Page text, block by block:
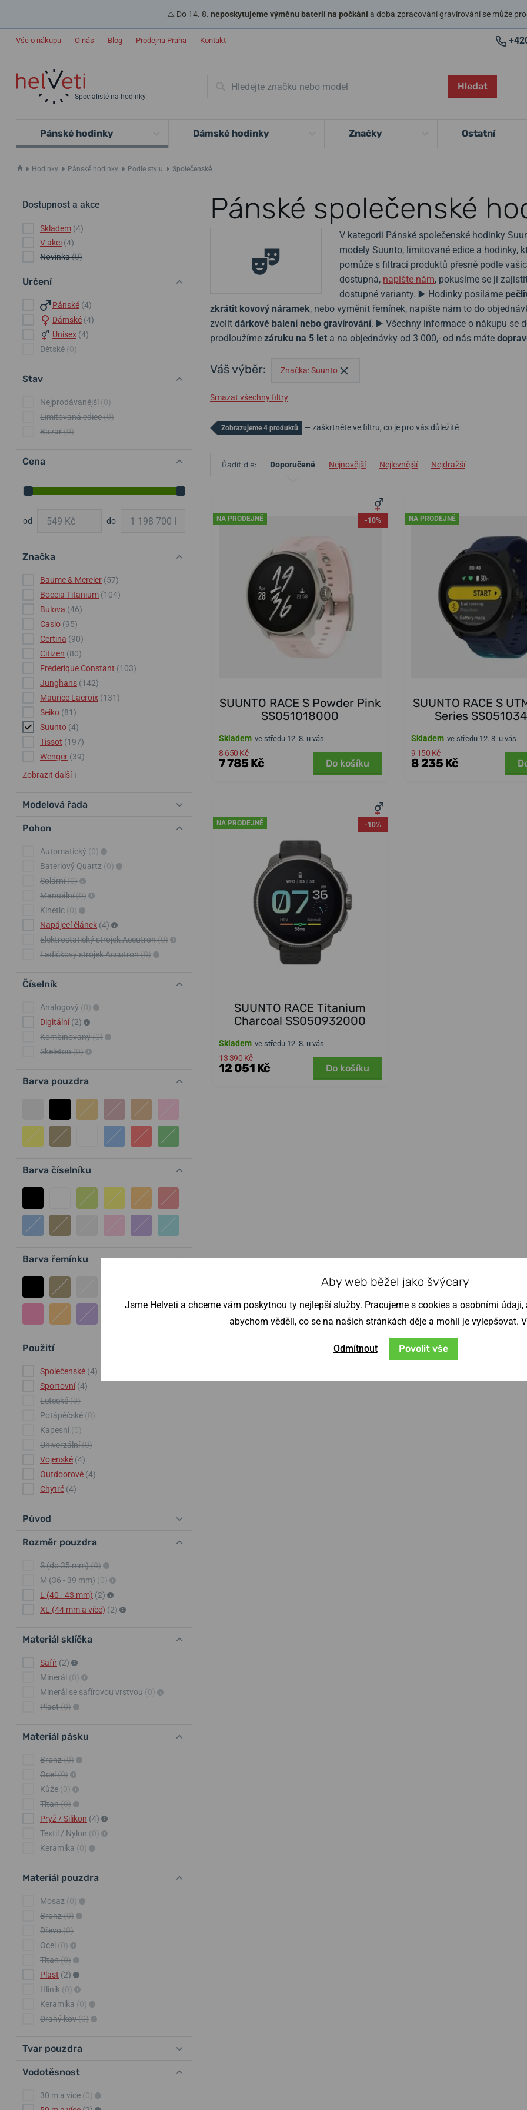
⚠️ Do 14. 8. neposkytujeme výměnu baterií na počkánía doba zpracování gravírování se může
Vše o nákupu O nás Blog Prodejna Praha Kontakt
Specialisté na hodinky
Hledat
Pánské hodinky Dámské hodinky Značky Ostatní
Hodinky Pánské hodinky Podle stylu Společenské
Pánské společenské
V kategorii Pánské společenské hodinky
modely Suunto, limitované edice a hodinky,
pomůže s filtrací produktů přesně podle
dostupná, napište nám, pokusíme se ji
dostupné varianty. ▶️ Hodinky posíláme
zkrátit kovový náramek, nebo vyměnit řemínek, napište nám to do
zvolit dárkové balení nebo gravírování. ▶️ Všechny informace o nákupu se
prodloužíme záruku na 5 let a na objednávky od 3 000,- od nás máte
Váš výběr: Značka: Suunto
Smazat všechny filtry
Dostupnost a akce
Skladem (4)
V akci (4)
Novinka(0)
Určení
Pánské (4)
Dámské (4)
Unisex (4)
Dětské(0)
Stav
Nejprodávanější(0)
Limitovaná edice(0)
Bazar(0)
Cena
od do
Značka
Baume & Mercier (57)
Boccia Titanium (104)
Bulova (46)
Casio (95)
Certina (90)
Citizen (80)
Frederique Constant (103)
Junghans (142)
Maurice Lacroix (131)
Seiko (81)
Suunto (4)
Tissot (197)
Wenger (39)
Zobrazit další ↓
Modelová řada
Pohon
Automatický(0)
Bateriový Quartz(0)
Solární(0)
Manuální(0)
Kinetic(0)
Napájecí článek (4)
Elektrostatický strojek Accutron(0)
Ladičkový strojek Accutron(0)
Číselník
Analogový(0)
Digitální (2)
Kombinovaný(0)
Skeleton(0)
Barva pouzdra
Barva číselníku
Barva řemínku
Použití
Společenské (4)
Sportovní (4)
Letecké(0)
Potápěčské(0)
Kapesní(0)
Univerzální(0)
Vojenské (4)
Outdoorové (4)
Chytré (4)
Původ
Rozměr pouzdra
S (do 35 mm)(0)
M (36 - 39 mm)(0)
L (40 - 43 mm) (2)
XL (44 mm a více) (2)
Materiál sklíčka
Safír (2)
Minerál(0)
Minerál se safírovou vrstvou(0)
Plast(0)
Materiál pásku
Bronz(0)
Ocel(0)
Kůže(0)
Titan(0)
Pryž / Silikon (4)
Textil / Nylon(0)
Keramika(0)
Materiál pouzdra
Mosaz(0)
Bronz(0)
Dřevo(0)
Ocel(0)
Titan(0)
Plast (2)
Hliník(0)
Keramika(0)
Drahý kov(0)
Tvar pouzdra
Vodotěsnost
30 m a více(0)
Zobrazujeme 4 produktů — zaškrtněte ve filtru, co je pro vás důležité
Řadit dle: Doporučené Nejnovější Nejlevnější Nejdražší
NA PRODEJNĚ -10%
SUUNTO RACE S Powder Pink
SS051018000
Skladem ve středu 12. 8. u vás
8 650 Kč
7 785 Kč Do košíku
NA PRODEJNĚ
SUUNTO RACE S
Series
Skladem ve středu 12. 8. u vás
9 150 Kč
8 235 Kč
NA PRODEJNĚ -10%
SUUNTO RACE Titanium
Charcoal SS050932000
Skladem ve středu 12. 8. u vás
13 390 Kč
12 051 Kč Do košíku
Aby web běžel jako švýcary
Jsme Helveti a chceme vám poskytnou ty nejlepší služby. Pracujeme s cookies a osobními
abychom věděli, co se na našich stránkách děje a mohli je vylepšovat.
Odmítnout Povolit vše